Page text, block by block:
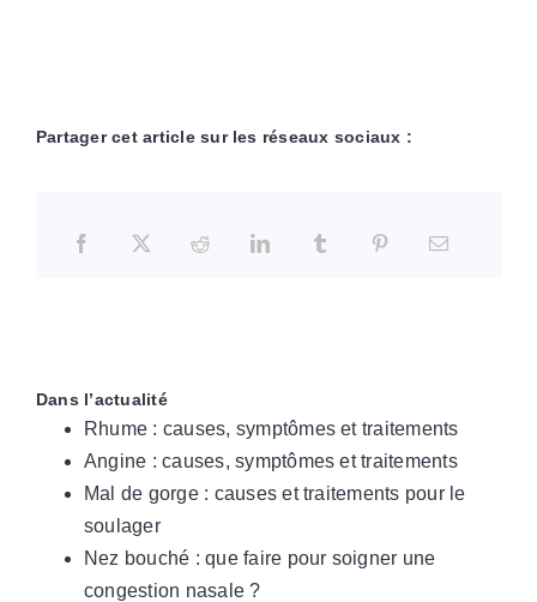
Partager cet article sur les réseaux sociaux :
Dans l’actualité
Rhume : causes, symptômes et traitements
Angine : causes, symptômes et traitements
Mal de gorge : causes et traitements pour le
soulager
Nez bouché : que faire pour soigner une
congestion nasale ?